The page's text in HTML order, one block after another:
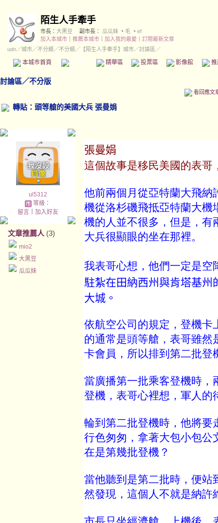
陌生人手牽手
市長： 大黑豆 副市長： 瓜瓜妹 、 毛 、 ef
加入本城市
推薦本城市 加入我的最愛
訂閱最新文章
udn／城市／不分類 ／不分類 ／ 【陌生人手牽手】城市／討論區／
本城市首頁 精華區 投票區 影像館
討論區／不分版
看回應文
轉貼：頭等艙的美國大兵 張曼娟
ul5312
等級：
留言｜ 加入好友
文章推薦人 (3)
mio2
大黑豆
瓜瓜妹
張曼娟
這個故事是移民美國的表哥
他前兩個月從亞特蘭大飛納
機從洛杉磯飛抵亞特蘭大機
機的人並不很多，但是，有
大兵很顯眼的坐在那裡。
我表哥心想，他們一定是空
駐紮在田納西州與肯塔基
大城。
依航空公司的規定，登機卡
的通常是頭等艙，表哥雖
卡會員，所以排到第二批登
當廣播第一批乘客登機時，
登機，表哥心裡想，軍人的
輪到第二批登機時，他將要
行色匆匆，拿著大包小包公
在是第幾批登機？
當他聽到是第二批時，便站
然發現，這個人不就是納許